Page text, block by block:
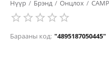
Нүүр / Брэнд / Онцлох /
Барааны код: "4895187050445"